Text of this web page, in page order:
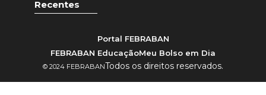
Recentes
Portal FEBRABAN
FEBRABAN EducaçãoMeu Bolso em Dia
© 2024 FEBRABANTodos os direitos reservados.